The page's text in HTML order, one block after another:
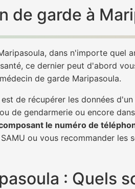
de garde à
dans n'importe quel
ce dernier peut d'abord
de garde Maripasoula.
de récupérer les données
de gendarmerie ou encore
le numéro de
ou vous recommander les
: Quels